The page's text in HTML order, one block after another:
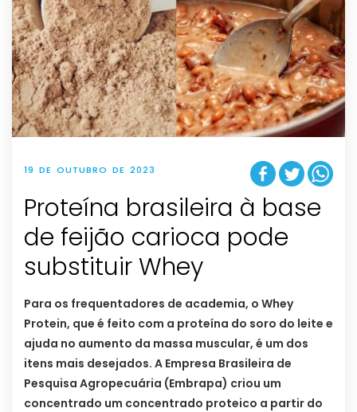
19 DE OUTUBRO DE 2023
Proteína brasileira à base
de feijão carioca pode
substituir Whey
Para os frequentadores de academia, o Whey
Protein, que é feito com a proteína do soro do leite e
ajuda no aumento da massa muscular, é um dos
itens mais desejados. A Empresa Brasileira de
Pesquisa Agropecuária (Embrapa) criou um
concentrado um concentrado proteico a partir do